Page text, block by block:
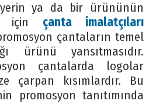
yerin ya da bir ürününün
için çanta imalatçıları
çantaların temel
ürünü yansıtmasıdır.
çantalarda logolar
çarpan kısımlardır. Bu
promosyon tanıtımında